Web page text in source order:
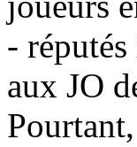
-
aux JO